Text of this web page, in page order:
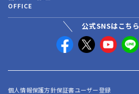
OFFICE
公式SNSはこちら
個人情報保護方針保証書ユーザー登録